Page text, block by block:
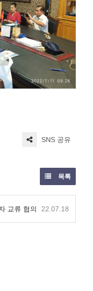
SNS 공유
목록
교류 협의 22.07.18